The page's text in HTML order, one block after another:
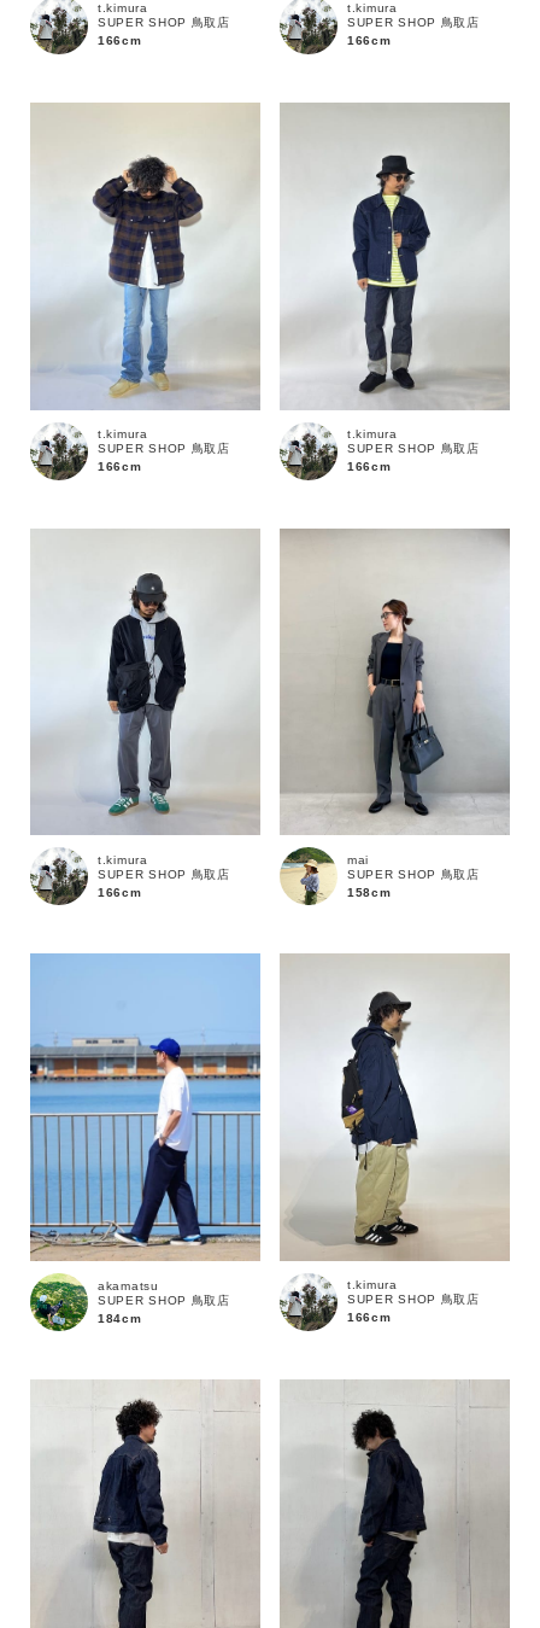
キーワード
MENS KIDS
ブランド
t.kimura
SUPER SHOP 鳥取店
166cm
t.kimura
SUPER SHOP 鳥取店
166cm
t.kimura
SUPER SHOP 鳥取店
166cm
t.kimura
SUPER SHOP 鳥取店
166cm
t.kimura
SUPER SHOP 鳥取店
166cm
mai
SUPER SHOP 鳥取店
158cm
akamatsu
SUPER SHOP 鳥取店
184cm
t.kimura
SUPER SHOP 鳥取店
166cm